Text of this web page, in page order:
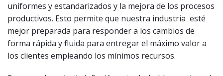
uniformes y estandarizados y la mejora de los procesos
productivos. Esto permite que nuestra industria esté
mejor preparada para responder a los cambios de
forma rápida y fluida para entregar el máximo valor a
los clientes empleando los mínimos recursos.